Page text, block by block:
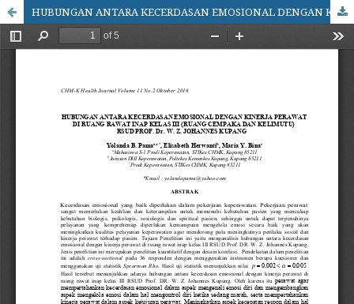
HUBUNGAN ANTARA KECERDASAN EMOSIONAL DENGAN KINERJA PERAWAT DI RUANG RAWAT INAP KELAS III (RUANG CEMPAKA DAN KELIMUTU) RSUD PROF. Dr. W. Z. JOHANNES KUPANG